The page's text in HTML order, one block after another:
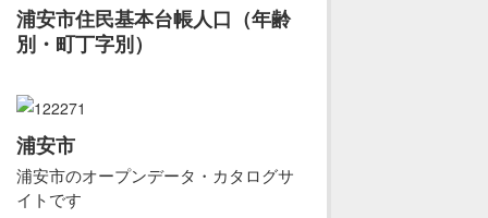
浦安市住民基本台帳人口（年齢
別・町丁字別）
浦安市
浦安市のオープンデータ・カタログサ
イトです